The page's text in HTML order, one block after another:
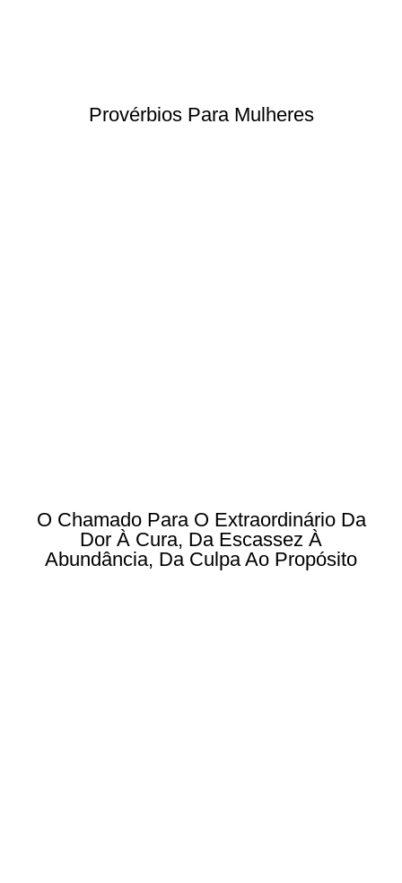
Provérbios Para Mulheres
O Chamado Para O Extraordinário Da
Dor À Cura, Da Escassez À
Abundância, Da Culpa Ao Propósito